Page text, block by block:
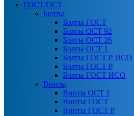
ГОСТ/ОСТ
Болты
Болты ГОСТ
Болты ОСТ 92
Болты ОСТ 26
Болты ОСТ 1
Болты ГОСТ Р ИСО
Болты ГОСТ Р
Болты ГОСТ ИСО
Винты
Винты ОСТ 1
Винты ГОСТ
Винты ГОСТ Р